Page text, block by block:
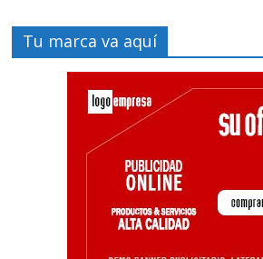
Tu marca va aquí